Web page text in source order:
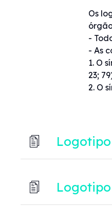
Os
-
- As
1. O
23;
2. O